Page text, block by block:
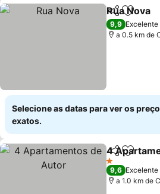
Partilhar
Rua Nova
9,9 Excelente
a 0.5 km de
Selecione as datas para ver os
exatos.
Partilhar
4
1 Estrelas
9,6 Excelente
a 1.0 km de